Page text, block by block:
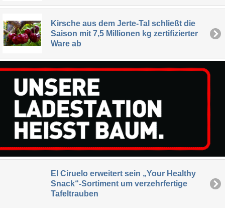
Kirsche aus dem Jerte-Tal schließt die
Saison mit 7,5 Millionen kg zertifizierter
Ware ab
El Ciruelo erweitert sein „Your Healthy
Snack“-Sortiment um verzehrfertige
Tafeltrauben